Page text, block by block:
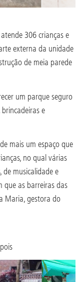
306 crianças e
externa da unidade
de meia parede
um parque seguro
e
mais um espaço que
no qual várias
de musicalidade e
que as barreiras das
Maria, gestora do